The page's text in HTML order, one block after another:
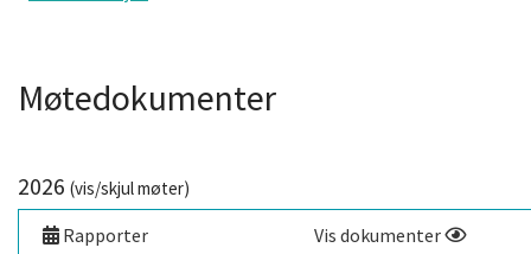
Møtedokumenter
2026 (vis/skjul møter)
Rapporter Vis dokumenter